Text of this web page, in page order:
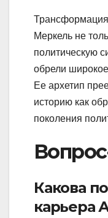
Меркель не
политическую
обрели
Ее архетип
историю как
поколения
Какова
карьера